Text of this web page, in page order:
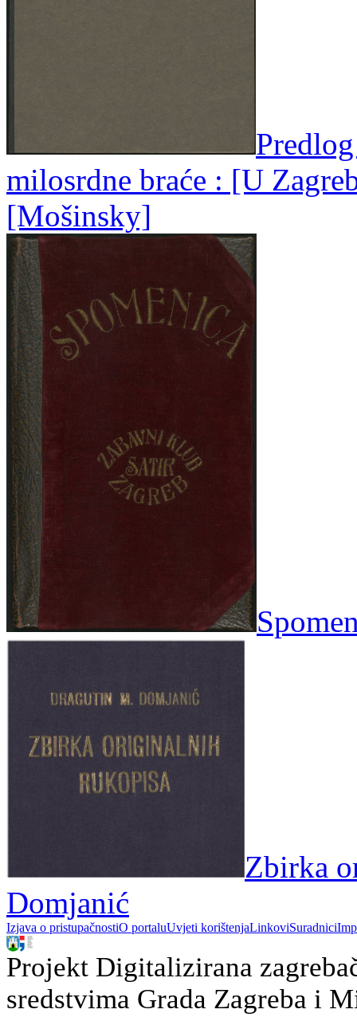
milosrdne braće : [U
[Mošinsky]
Zbirka
Domjanić
Izjava o pristupačnostiO portaluUvjeti korištenjaLinkoviSuradnici
Projekt Digitalizirana
sredstvima Grada Zagreba i